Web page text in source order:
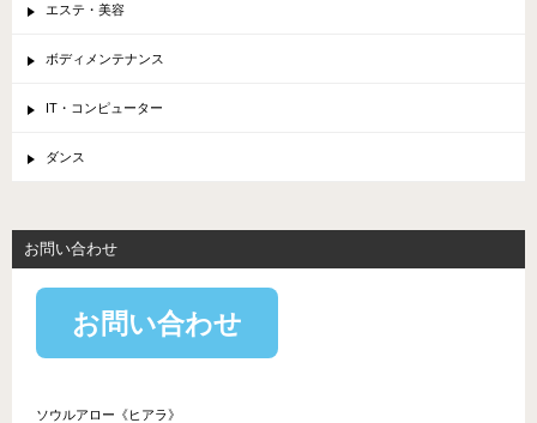
エステ・美容
ボディメンテナンス
IT・コンピューター
ダンス
お問い合わせ
お問い合わせ
ソウルアロー《ヒアラ》